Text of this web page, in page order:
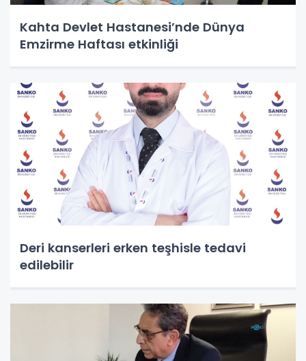
Kahta Devlet Hastanesi’nde Dünya
Emzirme Haftası etkinliği
Deri kanserleri erken teşhisle tedavi
edilebilir